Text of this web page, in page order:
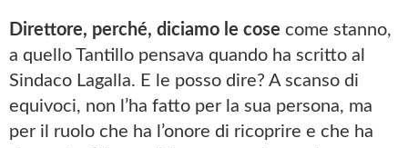
Direttore, perché, diciamo le cose come stanno,
a quello Tantillo pensava quando ha scritto al
Sindaco Lagalla. E le posso dire? A scanso di
equivoci, non l’ha fatto per la sua persona, ma
per il ruolo che ha l’onore di ricoprire e che ha